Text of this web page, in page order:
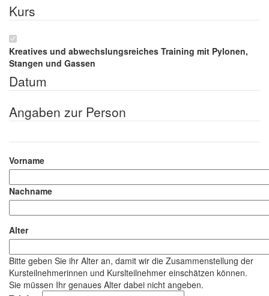
Kurs
Kreatives und abwechslungsreiches Training mit Pylonen,
Stangen und Gassen
Datum
Angaben zur Person
Vorname
Nachname
Alter
Bitte geben Sie ihr Alter an, damit wir die Zusammenstellung der
Kursteilnehmerinnen und Kurslteilnehmer einschätzen können.
Sie müssen Ihr genaues Alter dabei nicht angeben.